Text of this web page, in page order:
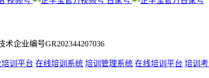
术企业编号GR202344207036
训平台 在线培训系统 培训管理系统 在线培训平台 培训